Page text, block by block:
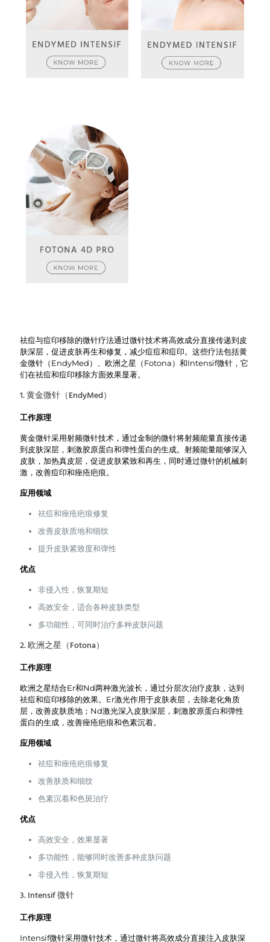
祛痘与痘印移除的微针疗法通过微针技术将高效成分直接传递到皮
肤深层，促进皮肤再生和修复，减少痘痘和痘印。这些疗法包括黄
金微针（EndyMed）、欧洲之星（Fotona）和Intensif微针，它
们在祛痘和痘印移除方面效果显著。
1. 黄金微针（EndyMed）
工作原理
黄金微针采用射频微针技术，通过金制的微针将射频能量直接传递
到皮肤深层，刺激胶原蛋白和弹性蛋白的生成。射频能量能够深入
皮肤，加热真皮层，促进皮肤紧致和再生，同时通过微针的机械刺
激，改善痘印和痤疮疤痕。
应用领域
祛痘和痤疮疤痕修复
改善皮肤质地和细纹
提升皮肤紧致度和弹性
优点
非侵入性，恢复期短
高效安全，适合各种皮肤类型
多功能性，可同时治疗多种皮肤问题
2. 欧洲之星（Fotona）
工作原理
欧洲之星结合Er和Nd两种激光波长，通过分层次治疗皮肤，达到
祛痘和痘印移除的效果。Er激光作用于皮肤表层，去除老化角质
层，改善皮肤质地；Nd激光深入皮肤深层，刺激胶原蛋白和弹性
蛋白的生成，改善痤疮疤痕和色素沉着。
应用领域
祛痘和痤疮疤痕修复
改善肤质和细纹
色素沉着和色斑治疗
优点
高效安全，效果显著
多功能性，能够同时改善多种皮肤问题
非侵入性，恢复期短
3. Intensif 微针
工作原理
Intensif微针采用微针技术，通过微针将高效成分直接注入皮肤深